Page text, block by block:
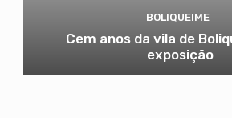
BOLIQUEIME
Cem anos da vila de
exposição